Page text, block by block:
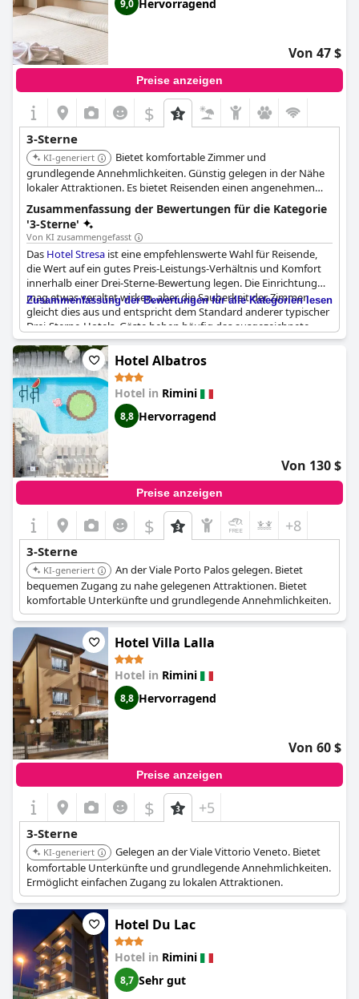
9,0 Hervorragend
Von 47 $
Preise anzeigen
$
3-Sterne
KI-generiert
Bietet komfortable Zimmer und
grundlegende Annehmlichkeiten. Günstig gelegen in der Nähe
lokaler Attraktionen. Es bietet Reisenden einen angenehmen
und erschwinglichen Aufenthalt.
Zusammenfassung der Bewertungen für die Kategorie
'3-Sterne'
Von KI zusammengefasst
Das Hotel Stresa ist eine empfehlenswerte Wahl für Reisende,
die Wert auf ein gutes Preis-Leistungs-Verhältnis und Komfort
innerhalb einer Drei-Sterne-Bewertung legen. Die Einrichtung
mag etwas veraltet wirken, aber die Sauberkeit der Zimmer
gleicht dies aus und entspricht dem Standard anderer typischer
Drei-Sterne-Hotels. Gäste heben häufig das ausgezeichnete
Preis-Leistungs-Verhältnis hervor, was es zu einer
erschwinglichen Option macht, insbesondere für Familien. Das
Hotel bietet praktische Annehmlichkeiten wie Fahrräder, die das
gesamte Gästeerlebnis verbessern. Obwohl es sich um ein
kleines Haus handelt, erfüllt dasHotel Stresa
Erwartungen an ein Standard-Drei-Sterne-Hotel und erhält
positive Empfehlungen für seine zufriedenstellenden
Dienstleistungen und die angemessene Preisgestaltung.
Zusammenfassung der Bewertungen für alle Kategorien lesen
Hotel Albatros
Hotel in Rimini
8,8 Hervorragend
Von 130 $
Preise anzeigen
$ +8
3-Sterne
KI-generiert
An der Viale Porto Palos gelegen. Bietet
bequemen Zugang zu nahe gelegenen Attraktionen. Bietet
komfortable Unterkünfte und grundlegende Annehmlichkeiten.
Hotel Villa Lalla
Hotel in Rimini
8,8 Hervorragend
Von 60 $
Preise anzeigen
$ +5
3-Sterne
KI-generiert
Gelegen an der Viale Vittorio Veneto. Bietet
komfortable Unterkünfte und grundlegende Annehmlichkeiten.
Ermöglicht einfachen Zugang zu lokalen Attraktionen.
Hotel Du Lac
Hotel in Rimini
8,7 Sehr gut